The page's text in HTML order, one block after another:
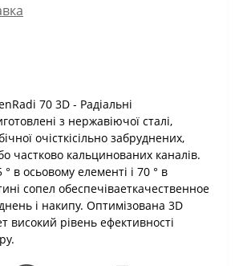
70 3D - Радіальні
з нержавіючої сталі,
очісткісільно забруднених,
частково кальцинованих каналів.
° в осьовому елементі і 70 ° в
сопел обеспечіваеткачественное
і накипу. Оптимізована 3D
високий рівень ефективності